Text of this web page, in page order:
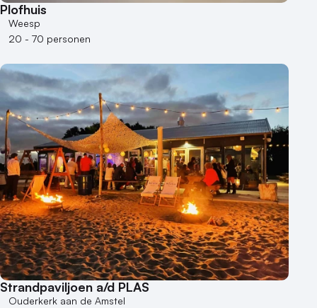
Plofhuis
Weesp
20 - 70 personen
Strandpaviljoen a/d PLAS
Ouderkerk aan de Amstel